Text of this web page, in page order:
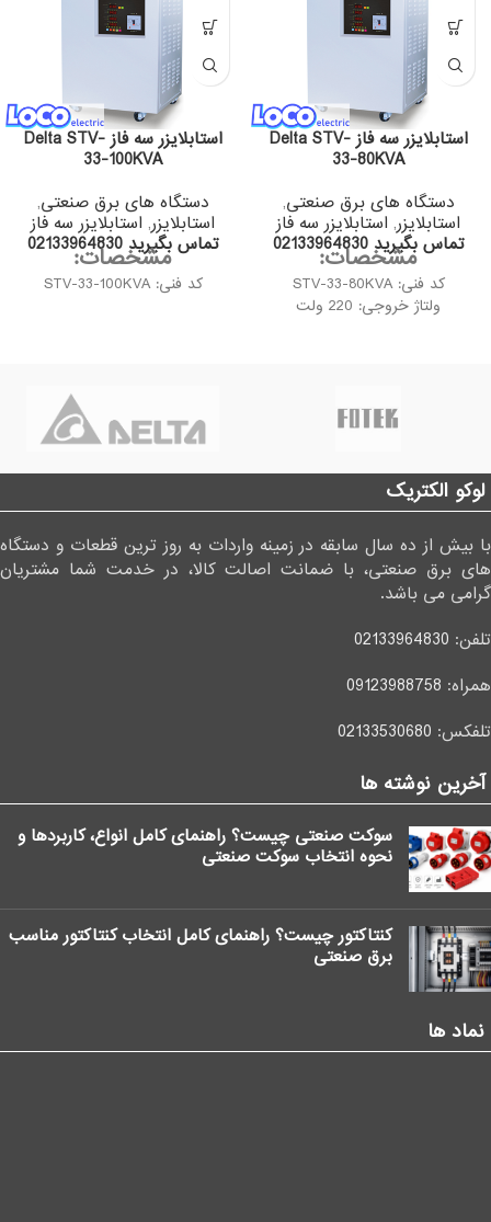
استابلایزر سه فاز Delta STV-
33-80KVA
دستگاه های برق صنعتی,
استابلایزر, استابلایزر سه فاز
تماس بگیرید 02133964830مشخصات:
کد فنی:STV-33-80KVA
ولتاژ خروجی: 220 ولت
استابلایزر سه فاز Delta STV-
33-100KVA
دستگاه های برق صنعتی,
استابلایزر, استابلایزر سه فاز
تماس بگیرید 02133964830مشخصات:
کد فنی: STV-33-100KVA
لوکو الکتریک
با بیش از ده سال سابقه در زمینه واردات به روز ترین قطعات و دستگاه
های برق صنعتی، با ضمانت اصالت کالا، در خدمت شما مشتریان
گرامی می باشد.
تلفن: 02133964830
همراه: 09123988758
تلفکس: 02133530680
آخرین نوشته ها
سوکت صنعتی چیست؟ راهنمای کامل انواع، کاربردها و
نحوه انتخاب سوکت صنعتی
کنتاکتور چیست؟ راهنمای کامل انتخاب کنتاکتور مناسب
برق صنعتی
نماد ها